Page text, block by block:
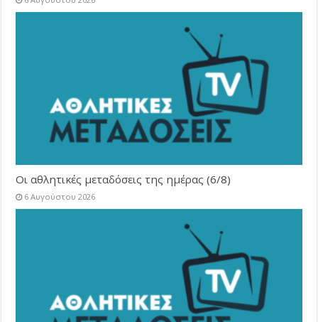
Οι αθλητικές μεταδόσεις της ημέρας (6/8)
6 Αυγούστου 2026